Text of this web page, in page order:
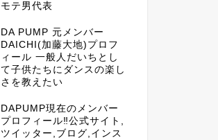
モテ男代表
DA PUMP 元メンバー
DAICHI(加藤大地)プロフ
ィール 一般人だいちとし
て子供たちにダンスの楽し
さを教えたい
DAPUMP現在のメンバー
プロフィール‼公式サイト,
ツイッター,ブログ,インス